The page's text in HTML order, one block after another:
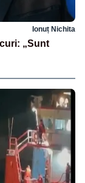
Ionuț Nichita
„Sunt